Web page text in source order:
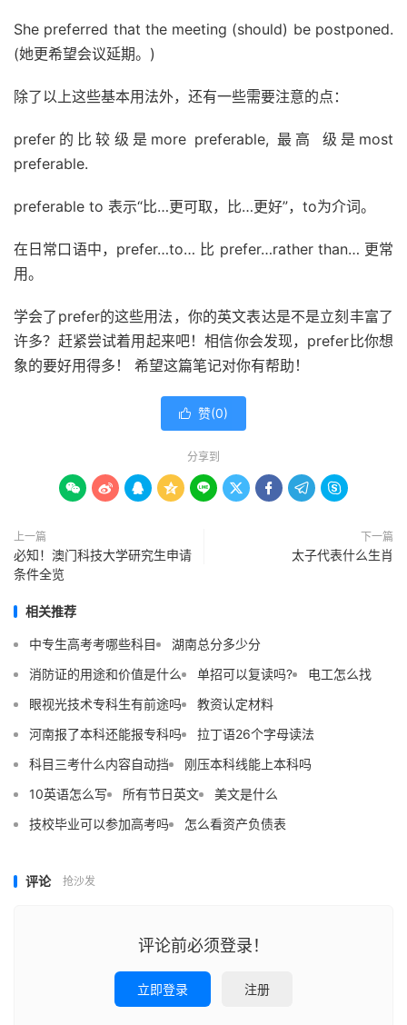
She preferred that the meeting (should) be postponed.
(她更希望会议延期。)
除了以上这些基本用法外，还有一些需要注意的点：
prefer的比较级是more preferable, 最高 级是most
preferable.
preferable to 表示“比…更可取，比…更好”，to为介词。
在日常口语中，prefer…to… 比 prefer…rather than… 更常
用。
学会了prefer的这些用法，你的英文表达是不是立刻丰富了
许多？赶紧尝试着用起来吧！相信你会发现，prefer比你想
象的要好用得多！ 希望这篇笔记对你有帮助！
 赞(0)
分享到
        
上一篇
必知！澳门科技大学研究生申请
条件全览
下一篇
太子代表什么生肖
相关推荐
中专生高考考哪些科目
湖南总分多少分
消防证的用途和价值是什么
单招可以复读吗?
电工怎么找
眼视光技术专科生有前途吗
教资认定材料
河南报了本科还能报专科吗
拉丁语26个字母读法
科目三考什么内容自动挡
刚压本科线能上本科吗
10英语怎么写
所有节日英文
美文是什么
技校毕业可以参加高考吗
怎么看资产负债表
评论 抢沙发
评论前必须登录！
立即登录 注册